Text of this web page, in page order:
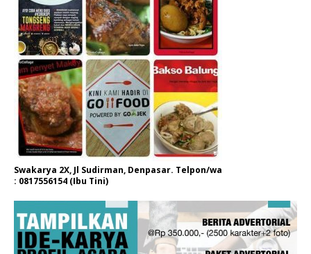
Swakarya 2X, Jl Sudirman, Denpasar. Telpon/wa
: 0817556154 (Ibu Tini)